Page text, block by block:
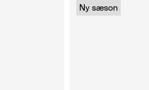
Ny sæson